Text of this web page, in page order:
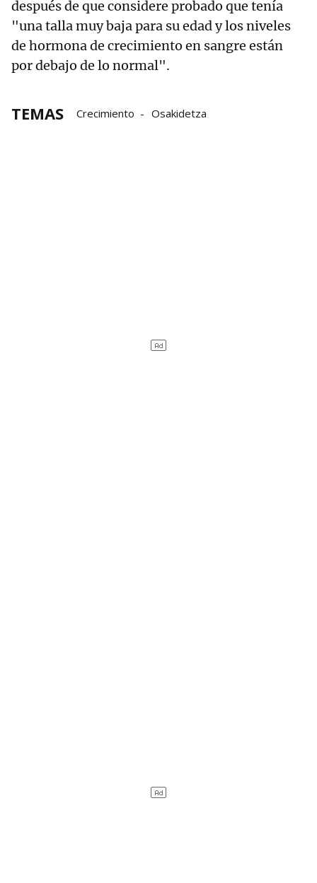
después de que considere probado que tenía
"una talla muy baja para su edad y los niveles
de hormona de crecimiento en sangre están
por debajo de lo normal".
TEMAS Crecimiento Osakidetza